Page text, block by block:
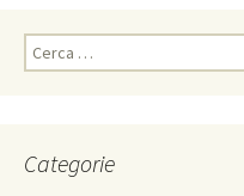
articolo
Ricerca
per:
Categorie